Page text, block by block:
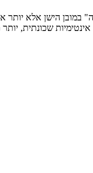
במובן הישן אלא יותר
שכונתית,